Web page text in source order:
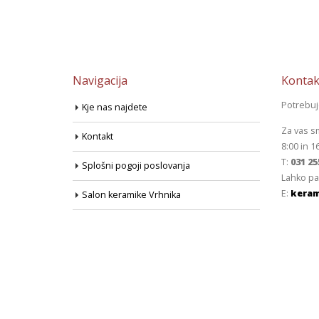
Navigacija
Kje nas najdete
Kontakt
Splošni pogoji poslovanja
Salon keramike Vrhnika
Za vas
8:00 in
T: 031
Lahko
E: